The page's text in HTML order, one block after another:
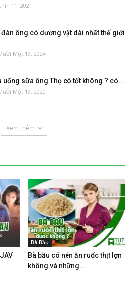
11, 2021
đàn ông có dương vật dài nhất thế giới
Một 19, 2024
uống sữa ông Thọ có tốt không ? có...
Một 19, 2020
Xem thêm
Bà Bầu
Bà bầu có nên ăn ruốc thịt lợn
không và những...